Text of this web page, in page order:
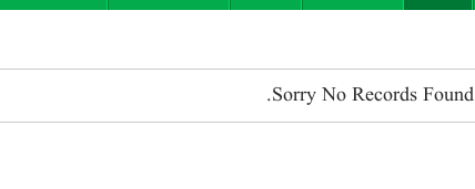
Sorry No Records Found.